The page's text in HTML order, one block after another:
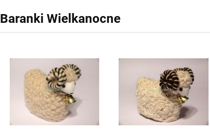
Baranki Wielkanocne